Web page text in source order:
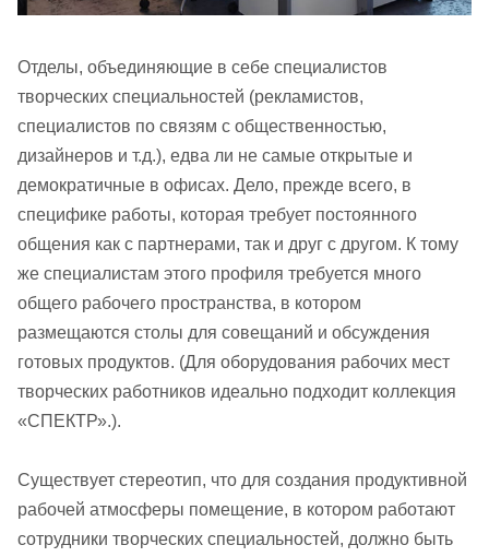
Отделы, объединяющие в себе специалистов
творческих специальностей (рекламистов,
специалистов по связям с общественностью,
дизайнеров и т.д.), едва ли не самые открытые и
демократичные в офисах. Дело, прежде всего, в
специфике работы, которая требует постоянного
общения как с партнерами, так и друг с другом. К тому
же специалистам этого профиля требуется много
общего рабочего пространства, в котором
размещаются столы для совещаний и обсуждения
готовых продуктов. (Для оборудования рабочих мест
творческих работников идеально подходит коллекция
«СПЕКТР».).
Существует стереотип, что для создания продуктивной
рабочей атмосферы помещение, в котором работают
сотрудники творческих специальностей, должно быть